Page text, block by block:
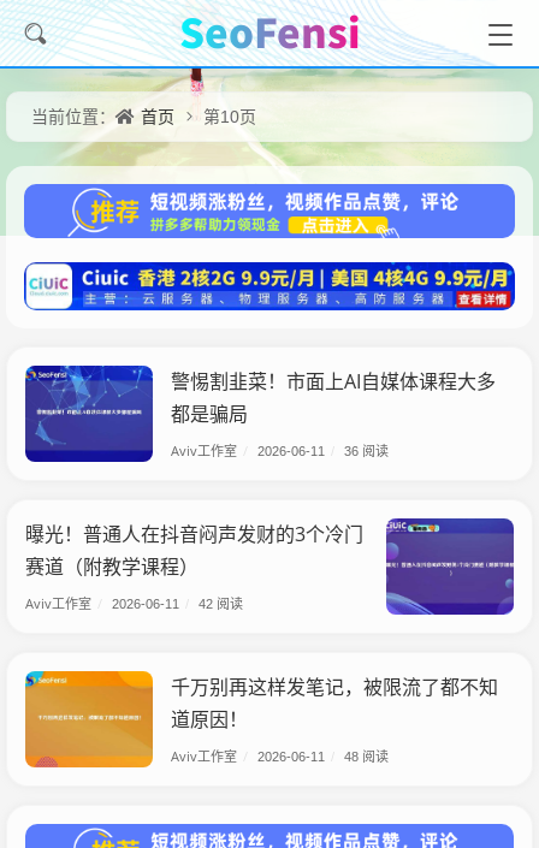
当前位置： 首页 第10页
警惕割韭菜！市面上AI自媒体课程大多
都是骗局
Aviv工作室 2026-06-11 36 阅读
曝光！普通人在抖音闷声发财的3个冷门
赛道（附教学课程）
Aviv工作室 2026-06-11 42 阅读
千万别再这样发笔记，被限流了都不知
道原因！
Aviv工作室 2026-06-11 48 阅读